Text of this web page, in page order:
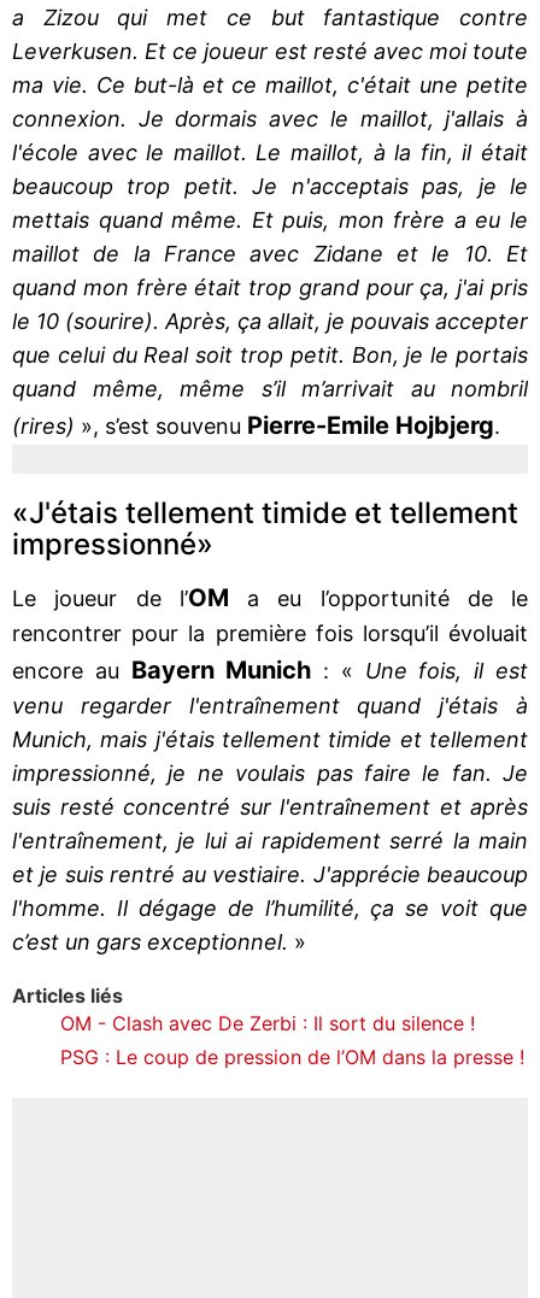
a Zizou qui met ce but fantastique contre
Leverkusen. Et ce joueur est resté avec moi toute
ma vie. Ce but-là et ce maillot, c'était une petite
connexion. Je dormais avec le maillot, j'allais à
l'école avec le maillot. Le maillot, à la fin, il était
beaucoup trop petit. Je n'acceptais pas, je le
mettais quand même. Et puis, mon frère a eu le
maillot de la France avec Zidane et le 10. Et
quand mon frère était trop grand pour ça, j'ai pris
le 10 (sourire). Après, ça allait, je pouvais accepter
que celui du Real soit trop petit. Bon, je le portais
quand même, même s’il m’arrivait au nombril
(rires) », s’est souvenu Pierre-Emile Hojbjerg.
«J'étais tellement timide et tellement
impressionné»
Le joueur de l’OM a eu l’opportunité de le
rencontrer pour la première fois lorsqu’il évoluait
encore au Bayern Munich : « Une fois, il est
venu regarder l'entraînement quand j'étais à
Munich, mais j'étais tellement timide et tellement
impressionné, je ne voulais pas faire le fan. Je
suis resté concentré sur l'entraînement et après
l'entraînement, je lui ai rapidement serré la main
et je suis rentré au vestiaire. J'apprécie beaucoup
l'homme. Il dégage de l’humilité, ça se voit que
c’est un gars exceptionnel. »
Articles liés
OM - Clash avec De Zerbi : Il sort du silence !
PSG : Le coup de pression de l’OM dans la presse !